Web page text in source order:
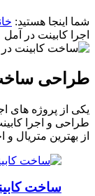
شما اینجا هستید:
اجرا کابینت در آمل
طراحی ساخت
یکی از پروژه های
طراحی و اجرا
از بهترین
ساخت